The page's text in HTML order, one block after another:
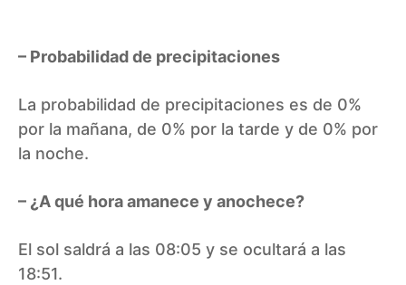
– Probabilidad de precipitaciones
La probabilidad de precipitaciones es de 0%
por la mañana, de 0% por la tarde y de 0% por
la noche.
– ¿A qué hora amanece y anochece?
El sol saldrá a las 08:05 y se ocultará a las
18:51.